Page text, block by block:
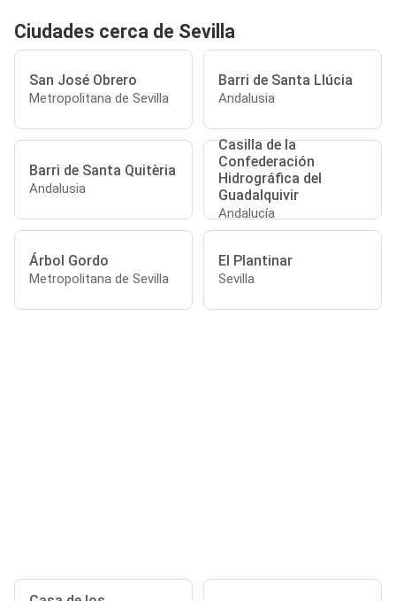
Ciudades cerca de Sevilla
San José Obrero
Metropolitana de Sevilla
Barri de Santa Llúcia
Andalusia
Barri de Santa Quitèria
Andalusia
Casilla de la
Confederación
Hidrográfica del
Guadalquivir
Andalucía
Árbol Gordo
Metropolitana de Sevilla
El Plantinar
Sevilla